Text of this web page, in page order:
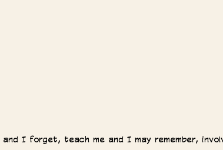
and I forget, teach me and I may remember,